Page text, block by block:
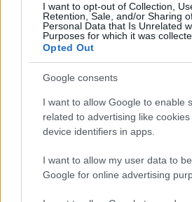
I want to opt-out of Collection,
Retention, Sale, and/or Sharing
Personal Data that Is Unrelated
Purposes for which it was
Opted Out
Google consents
I want to allow Google to enable
related to advertising like
device identifiers in apps.
I want to allow my user data to
Google for online advertising